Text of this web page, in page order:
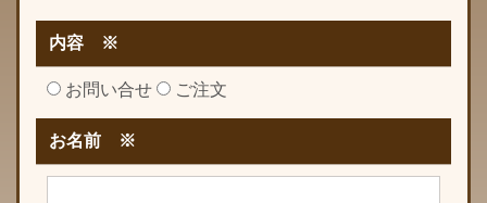
内容 ※
お問い合せ ご注文
お名前 ※